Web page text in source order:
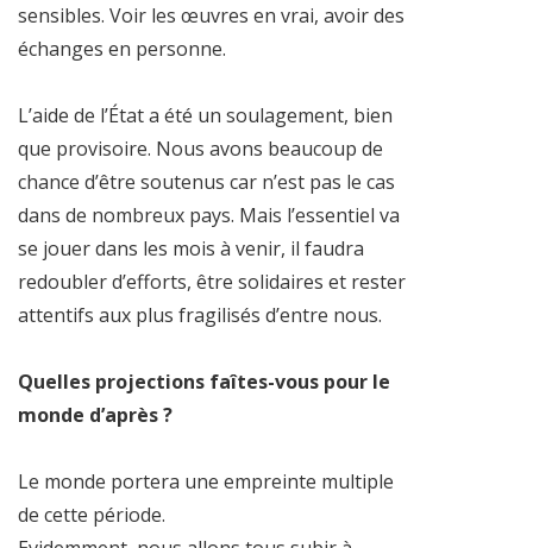
sensibles. Voir les œuvres en vrai, avoir des
échanges en personne.
L’aide de l’État a été un soulagement, bien
que provisoire. Nous avons beaucoup de
chance d’être soutenus car n’est pas le cas
dans de nombreux pays. Mais l’essentiel va
se jouer dans les mois à venir, il faudra
redoubler d’efforts, être solidaires et rester
attentifs aux plus fragilisés d’entre nous.
Quelles projections faîtes-vous pour le
monde d’après ?
Le monde portera une empreinte multiple
de cette période.